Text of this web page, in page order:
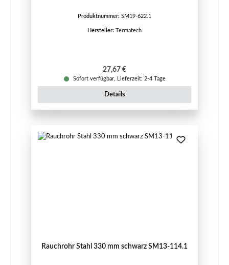
Produktnummer: SM19-622.1
Hersteller: Termatech
Regulärer Preis:
27,67 €
Sofort verfügbar, Lieferzeit: 2-4 Tage
Details
Rauchrohr Stahl 330 mm schwarz SM13-114.1